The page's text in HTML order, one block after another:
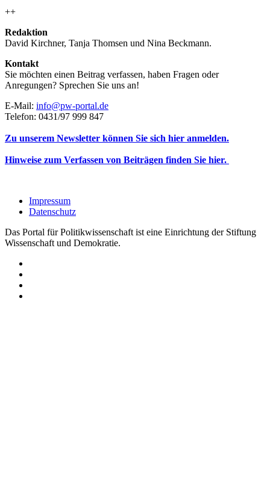
++
Redaktion
David Kirchner, Tanja Thomsen und Nina Beckmann.
Kontakt
Sie möchten einen Beitrag verfassen, haben Fragen oder
Anregungen? Sprechen Sie uns an!
E-Mail: info@pw-portal.de
Telefon: 0431/97 999 847
Zu unserem Newsletter können Sie sich hier anmelden.
Hinweise zum Verfassen von Beiträgen finden Sie hier.
Impressum
Datenschutz
Das Portal für Politikwissenschaft ist eine Einrichtung der Stiftung
Wissenschaft und Demokratie.